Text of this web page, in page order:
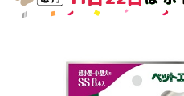
美容・ケア用品
日用品（デイリー）
お問い合わせ